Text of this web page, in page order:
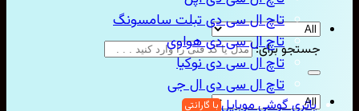
جستجو برای:
تاچ ال سی دی تبلت سامسونگ
تاچ ال سی دی هواوی
تاچ ال سی دی نوکیا
تاچ ال سی دی ال جی
باتری گوشی موبایل